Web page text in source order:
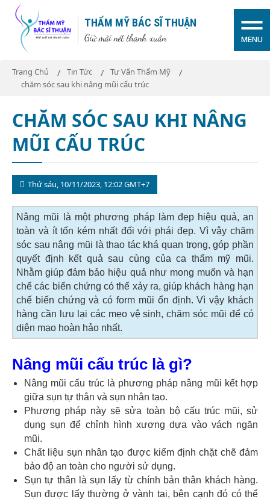
THẨM MỸ BÁC SĨ THUẬN
Giữ mãi nét thanh xuân MENU
Trang Chủ Tin Tức
Tư Vấn Thẩm Mỹ
chăm sóc sau khi nâng mũi cấu trúc
CHĂM SÓC SAU KHI NÂNG
MŨI CẤU TRÚC
Thứ sáu, 10/11/2023, 12:02 GMT+7
Nâng mũi là một phương pháp làm đẹp hiệu quả, an
toàn và ít tốn kém nhất đối với phái đẹp. Vì vậy chăm
sóc sau nâng mũi là thao tác khá quan trọng, góp phần
quyết định kết quả sau cùng của ca thẩm mỹ mũi.
Nhằm giúp đảm bảo hiệu quả như mong muốn và hạn
chế các biến chứng có thể xảy ra, giúp khách hàng hạn
chế biến chứng và có form mũi ổn định. Vì vậy khách
hàng cần lưu lại các mẹo vệ sinh, chăm sóc mũi để có
diện mạo hoàn hảo nhất.
Nâng mũi cấu trúc là gì?
Nâng mũi cấu trúc là phương pháp nâng mũi kết hợp
giữa sụn tự thân và sụn nhân tạo.
Phương pháp này sẽ sửa toàn bộ cấu trúc mũi, sử
dụng sụn để chỉnh hình xương dựa vào vách ngăn
mũi.
Chất liệu sụn nhân tạo được kiểm định chặt chẽ đảm
bảo độ an toàn cho người sử dụng.
Sụn tự thân là sụn lấy từ chính bản thân khách hàng.
Sụn được lấy thường ở vành tai, bên cạnh đó có thể